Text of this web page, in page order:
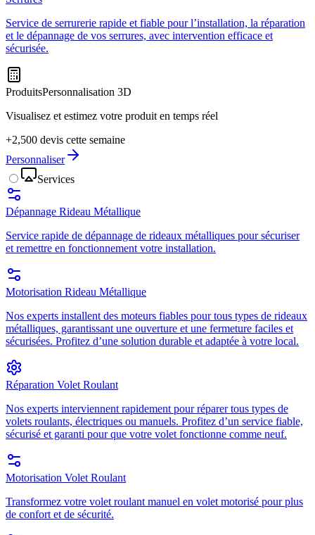
Service de serrurerie rapide et fiable pour l’installation, la réparation
et le dépannage de vos serrures, avec intervention efficace et
sécurisée.
ProduitsPersonnalisation 3D
Visualisez et estimez votre produit en temps réel
+2,500 devis cette semaine
Personnaliser
Services
Dépannage Rideau Métallique
Service rapide de dépannage de rideaux métalliques pour sécuriser
et remettre en fonctionnement votre installation.
Motorisation Rideau Métallique
Nos experts installent des moteurs fiables pour tous types de rideaux
métalliques, garantissant une ouverture et une fermeture faciles et
sécurisées. Profitez d’une solution durable et adaptée à votre local.
Réparation Volet Roulant
Nos experts interviennent rapidement pour réparer tous types de
volets roulants, électriques ou manuels. Profitez d’un service fiable,
sécurisé et garanti pour que votre volet fonctionne comme neuf.
Motorisation Volet Roulant
Transformez votre volet roulant manuel en volet motorisé pour plus
de confort et de sécurité.